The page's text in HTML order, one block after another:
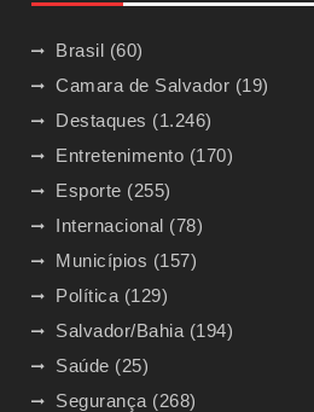
Brasil (60)
Camara de Salvador (19)
Destaques (1.246)
Entretenimento (170)
Esporte (255)
Internacional (78)
Municípios (157)
Política (129)
Salvador/Bahia (194)
Saúde (25)
Segurança (268)